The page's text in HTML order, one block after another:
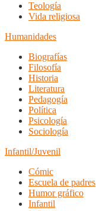
Teología
Vida religiosa
Humanidades
Biografías
Filosofía
Historia
Literatura
Pedagogía
Política
Psicología
Sociología
Infantil/Juvenil
Cómic
Escuela de padres
Humor gráfico
Infantil